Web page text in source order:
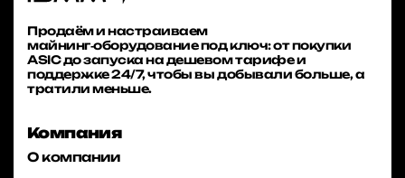
Продаём и настраиваем
майнинг‑оборудование под ключ: от покупки
ASIC до запуска на дешевом тарифе и
поддержке 24/7, чтобы вы добывали больше, а
тратили меньше.
Компания
О компании